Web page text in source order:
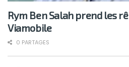
Rym Ben Salah prend les
Viamobile
0 PARTAGES